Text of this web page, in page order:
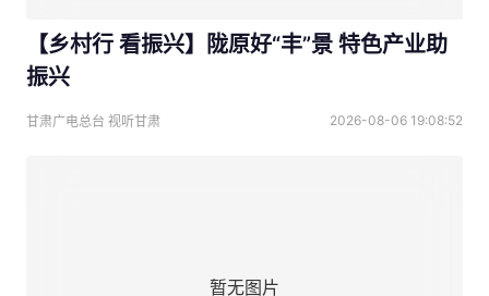
【乡村行 看振兴】陇原好“丰”景 特色产业助
振兴
甘肃广电总台 视听甘肃 2026-08-06 19:08:52
暂无图片